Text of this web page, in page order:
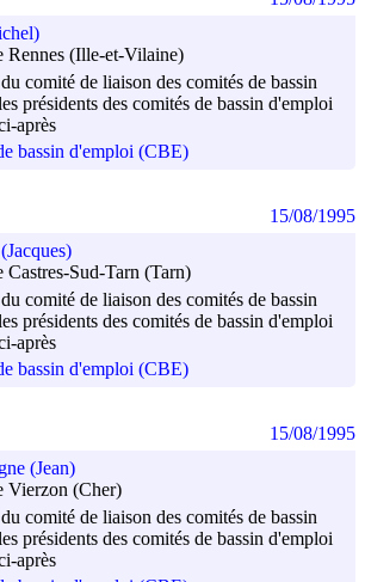
Rennes (Ille-et-Vilaine)
comité de liaison des comités de bassin
présidents des comités de bassin d'emploi
après
bassin d'emploi (CBE)
Castres-Sud-Tarn (Tarn)
comité de liaison des comités de bassin
présidents des comités de bassin d'emploi
après
bassin d'emploi (CBE)
15/08/1995
(Jean)
Vierzon (Cher)
comité de liaison des comités de bassin
présidents des comités de bassin d'emploi
après
15/08/1995